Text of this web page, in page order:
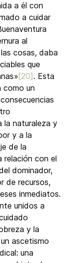
a él con
a cuidar
al
cosas, daba
que
[20] . Esta
como un
la naturaleza y
y a la
de la
relación con el
dominador,
de recursos,
inmediatos.
unidos a
y la
ascetismo
una